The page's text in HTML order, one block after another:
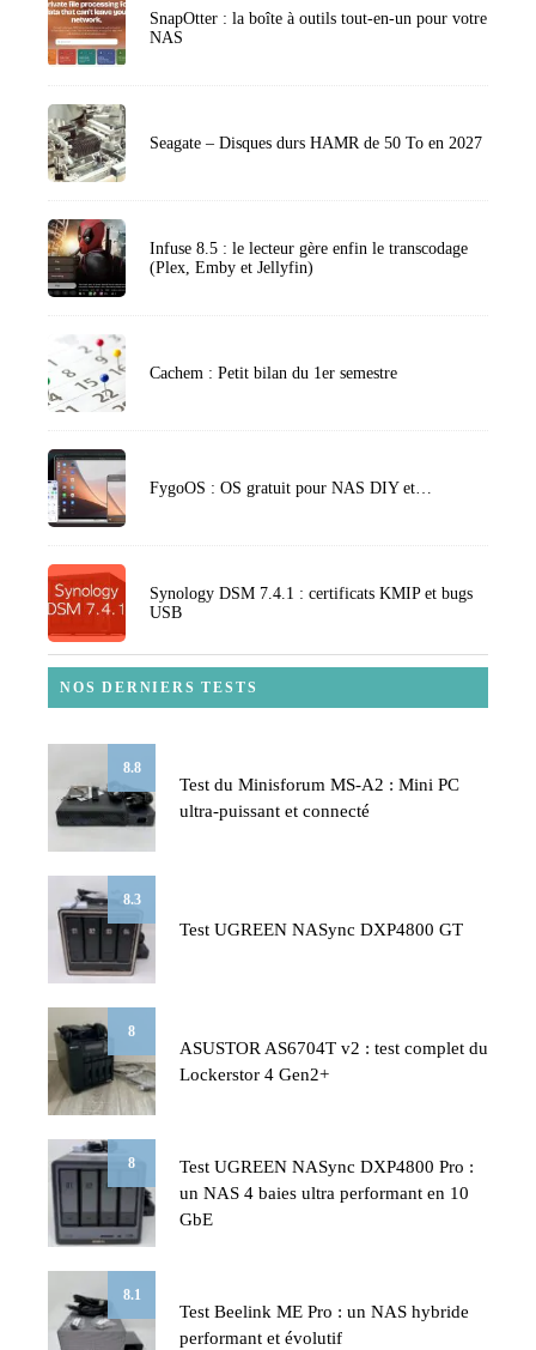
SnapOtter : la boîte à outils tout-en-un pour votre
NAS
Seagate – Disques durs HAMR de 50 To en 2027
Infuse 8.5 : le lecteur gère enfin le transcodage
(Plex, Emby et Jellyfin)
Cachem : Petit bilan du 1er semestre
FygoOS : OS gratuit pour NAS DIY et…
Synology DSM 7.4.1 : certificats KMIP et bugs
USB
NOS DERNIERS TESTS
8.8
Test du Minisforum MS-A2 : Mini PC
ultra-puissant et connecté
8.3
Test UGREEN NASync DXP4800 GT
8
ASUSTOR AS6704T v2 : test complet du
Lockerstor 4 Gen2+
8
Test UGREEN NASync DXP4800 Pro :
un NAS 4 baies ultra performant en 10
GbE
8.1
Test Beelink ME Pro : un NAS hybride
performant et évolutif